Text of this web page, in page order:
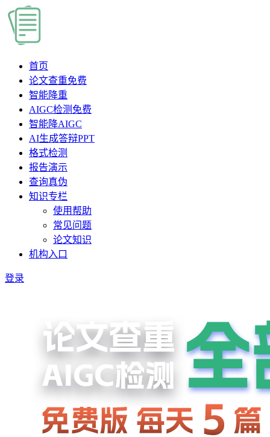
首页
论文查重免费
智能降重
AIGC检测 免费
智能降AIGC
AI生成答辩PPT
格式检测
报告演示
查询真伪
知识专栏
使用帮助
常见问题
论文知识
机构入口
登录